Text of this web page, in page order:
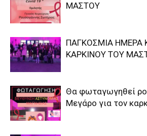
ΜΑΣΤΟΥ
ΠΑΓΚΟΣΜΙΑ ΗΜΕΡΑ
ΚΑΡΚΙΝΟΥ ΤΟΥ
Θα φωταγωγηθεί
Μεγάρο για τον